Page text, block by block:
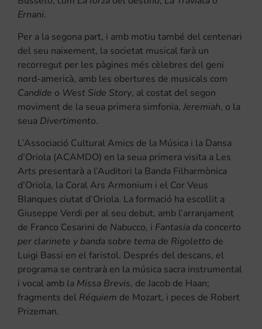
Ernani.
Per a la segona part, i amb motiu també del centenari
del seu naixement, la societat musical farà un
recorregut per les pàgines més cèlebres del geni
nord-americà, amb les obertures de musicals com
Candide o West Side Story, al costat del segon
moviment de la seua primera simfonia,Jeremiah, o la
seua Divertimento.
L’Associació Cultural Amics de la Música i la Dansa
d’Oriola (ACAMDO) en la seua primera visita a Les
Arts presentarà a l’Auditori la Banda Filharmònica
d’Oriola, la Coral Ars Armonium i el Cor Veus
Blanques ciutat d’Oriola. La formació ha escollit a
Giuseppe Verdi per al seu debut, amb l’arranjament
de Franco Cesarini de Nabucco, i Fantasia da concerto
per clarinete y banda sobre tema de Rigoletto de
Luigi Bassi en el faristol. Després del descans, el
programa se centrarà en la música sacra instrumental
i vocal amb la Missa Brevis, de Jacob de Haan;
fragments del Réquiem de Mozart, i peces de Robert
Prizeman.